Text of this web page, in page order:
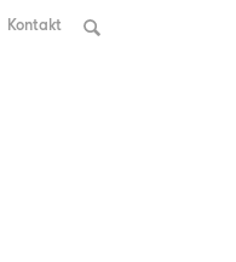
Kontakt